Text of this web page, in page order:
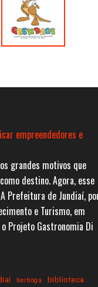
empreendedores e
grandes motivos que
destino. Agora, esse
Prefeitura de Jundiaí,
e Turismo, em
Projeto Gastronomia Di
bertioga biblioteca